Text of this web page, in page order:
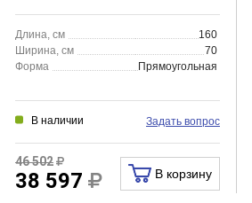
Длина, см
160
Ширина, см
70
Форма
Прямоугольная
В наличии Задать вопрос
46 502
38 597 В корзину